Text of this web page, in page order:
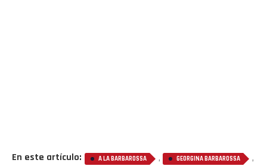
En este artículo: A LA BARBAROSSA , GEORGINA BARBAROSSA ,